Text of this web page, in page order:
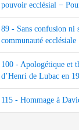
pouvoir ecclésial −
89 - Sans confusion ni
communauté ecclésiale
100 - Apologétique et
d’Henri de Lubac en
115 - Hommage à